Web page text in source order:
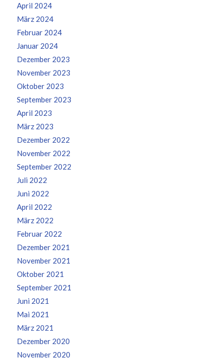
April 2024
März 2024
Februar 2024
Januar 2024
Dezember 2023
November 2023
Oktober 2023
September 2023
April 2023
März 2023
Dezember 2022
November 2022
September 2022
Juli 2022
Juni 2022
April 2022
März 2022
Februar 2022
Dezember 2021
November 2021
Oktober 2021
September 2021
Juni 2021
Mai 2021
März 2021
Dezember 2020
November 2020